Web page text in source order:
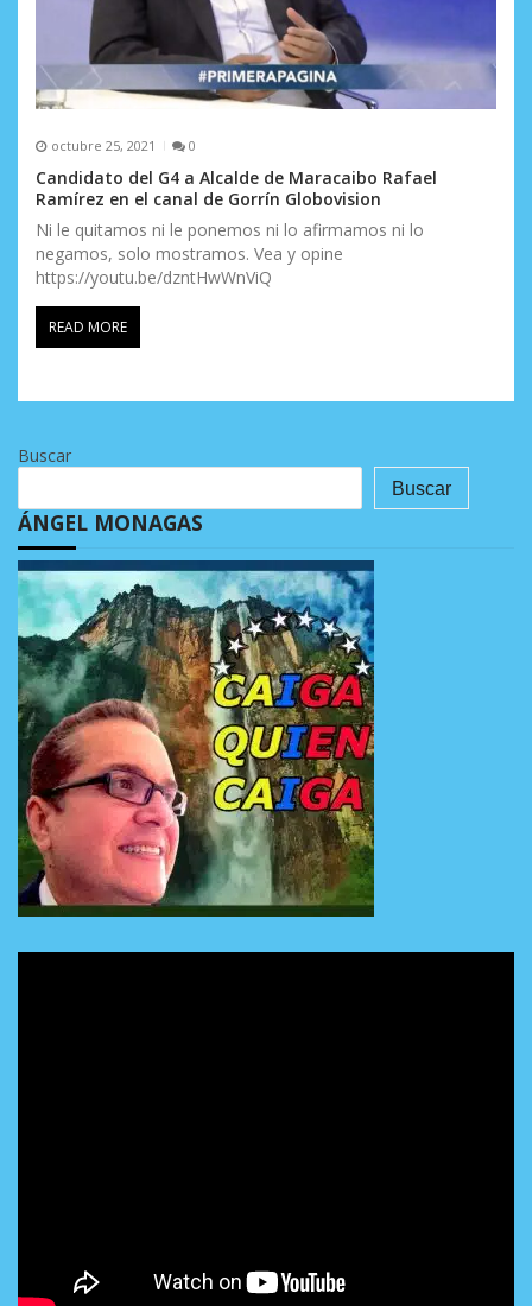
octubre 25, 2021 0
Candidato del G4 a Alcalde de Maracaibo Rafael
Ramírez en el canal de Gorrín Globovision
Ni le quitamos ni le ponemos ni lo afirmamos ni lo
negamos, solo mostramos. Vea y opine
https://youtu.be/dzntHwWnViQ
READ MORE
Buscar
Buscar
ÁNGEL MONAGAS